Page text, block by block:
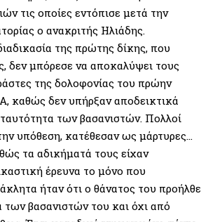
τις οποίες εντόπισε μετά την
ο ανακριτής Ηλιάδης.
της πρώτης δίκης, που
δεν μπόρεσε να αποκαλύψει τους
της δολοφονίας του πρώην
καθώς δεν υπήρξαν αποδεικτικά
ταυτότητα των βασανιστών. Πολλοί
υπόθεση, κατέθεσαν ως μάρτυρες…
τα αδικήματά τους είχαν
έρευνα το μόνο που
ήταν ότι ο θάνατος του προήλθε
βασανιστών του και όχι από